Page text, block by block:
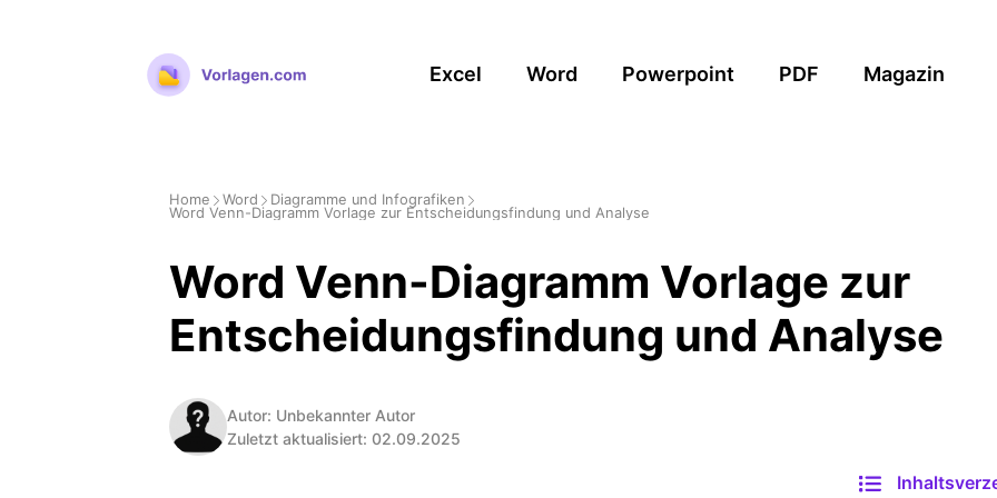
Excel Word Powerpoint PDF Magazin
Home Word
Diagramme und Infografiken
Word Venn-Diagramm Vorlage zur Entscheidungsfindung und Analyse
Word Venn-Diagramm Vorlage zur
Entscheidungsfindung und Analyse
Autor: Unbekannter Autor
Zuletzt aktualisiert: 02.09.2025